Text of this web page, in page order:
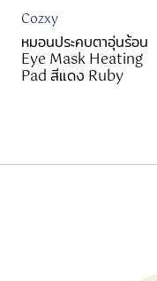
Cozxy
หมอนประคบตาอุ่นร้อน
Eye Mask Heating
Pad สีแดง Ruby